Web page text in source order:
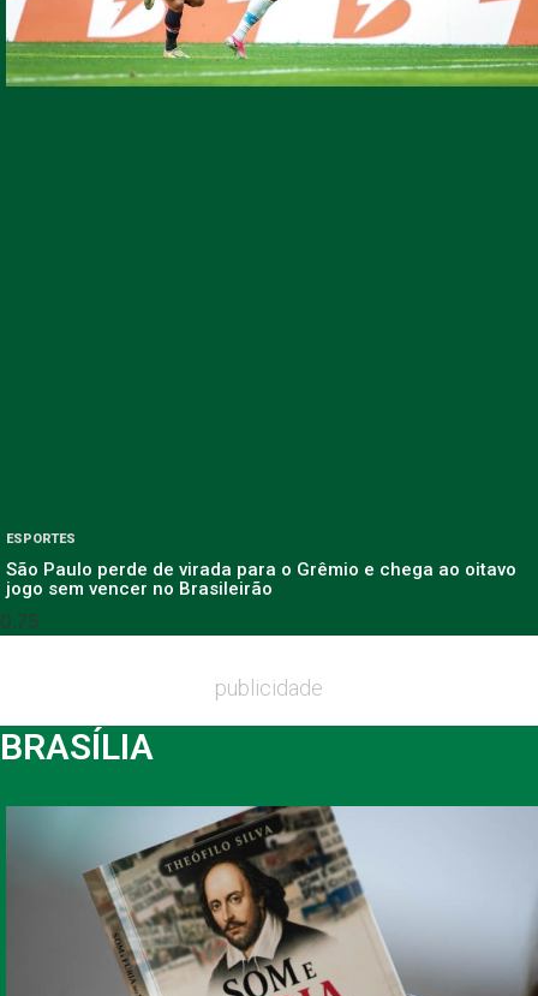
ESPORTES
São Paulo perde de virada para o Grêmio e chega ao oitavo
jogo sem vencer no Brasileirão
publicidade
BRASÍLIA